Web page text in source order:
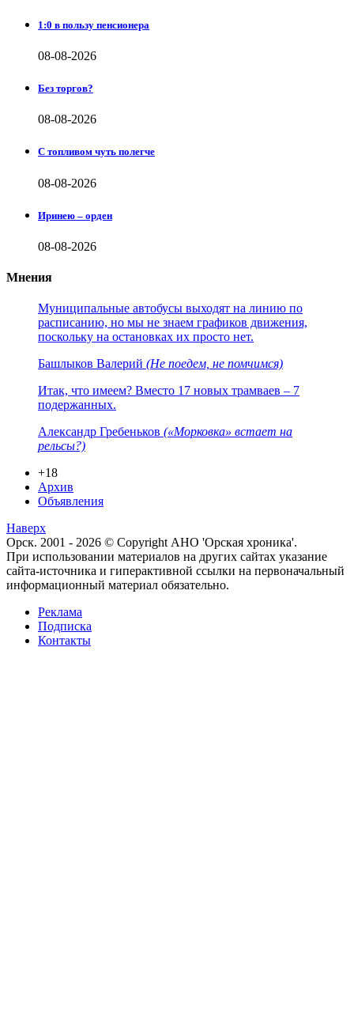
1:0 в пользу пенсионера
08-08-2026
Без торгов?
08-08-2026
С топливом чуть полегче
08-08-2026
Иринею – орден
08-08-2026
Мнения
Муниципальные автобусы выходят на линию по
расписанию, но мы не знаем графиков движения,
поскольку на остановках их просто нет.
Башлыков Валерий (Не поедем, не помчимся)
Итак, что имеем? Вместо 17 новых трамваев – 7
подержанных.
Александр Гребеньков («Морковка» встает на
рельсы?)
+18
Архив
Объявления
Наверх
Орск. 2001 - 2026 © Copyright АНО 'Орская хроника'.
При использовании материалов на других сайтах указание
сайта-источника и гиперактивной ссылки на первоначальный
информационный материал обязательно.
Реклама
Подписка
Контакты